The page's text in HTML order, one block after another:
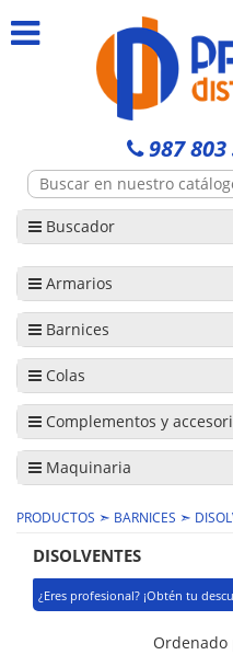
987 803
Buscador
Armarios
Barnices
Colas
Complementos y
Maquinaria
PRODUCTOS ➣ BARNICES ➣
DISOLVENTES
¿Eres profesional? ¡Obtén tu
Ordenado